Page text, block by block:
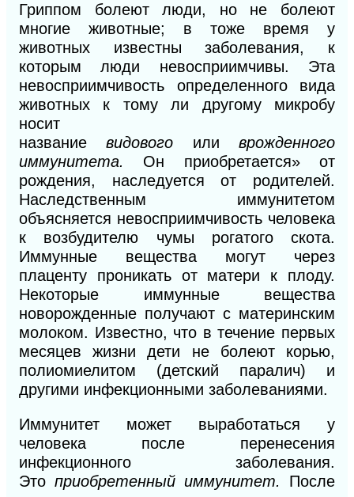
Гриппом болеют люди, но не болеют
многие животные; в тоже время у
животных известны заболевания, к
которым люди невосприимчивы. Эта
невосприимчивость определенного вида
животных к
тому ли другому микробу
носит
названиевидового иливрожденного
иммунитета. Он приобретается» от
рождения, наследуется от родителей.
Наследственным иммунитетом
объясняется невосприимчивость человека
к возбудителю чумы рогатого скота.
Иммунные вещества могут через
плаценту проникать от матери к плоду.
Некоторые иммунные вещества
новорожденные получают с материнским
молоком. Известно, что в течение первых
месяцев жизни дети не болеют корью,
полиомиелитом (детский паралич) и
другими инфекционными заболеваниями.
Иммунитет может выработаться у
человека после перенесения
инфекционного заболевания.
Это приобретенный иммунитет. После